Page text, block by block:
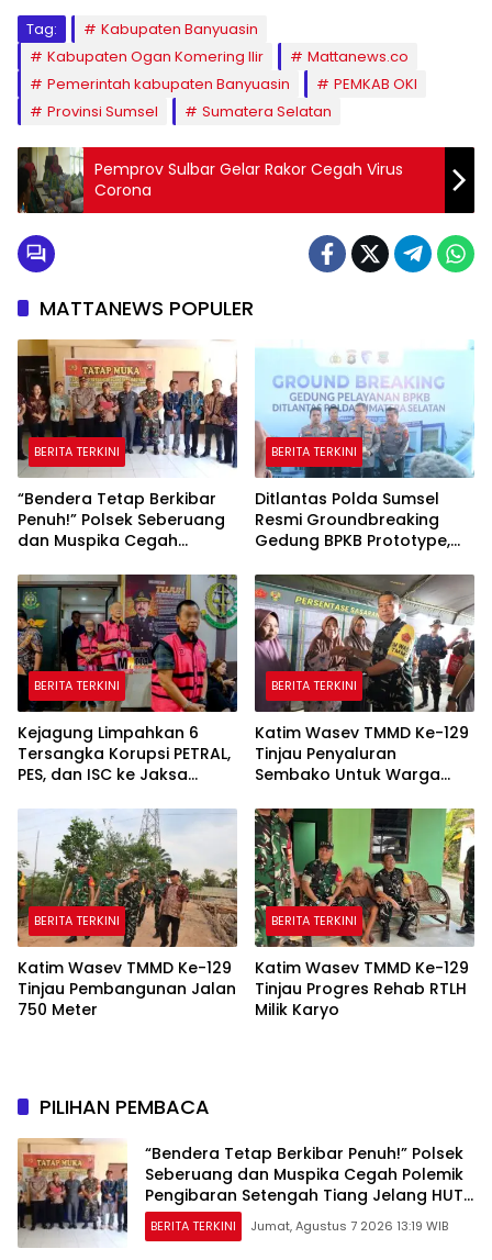
Tag:
Kabupaten Banyuasin
Kabupaten Ogan Komering Ilir
Mattanews.co
Pemerintah kabupaten Banyuasin
PEMKAB OKI
Provinsi Sumsel
Sumatera Selatan
Pemprov Sulbar Gelar Rakor Cegah Virus
Corona
MATTANEWS POPULER
BERITA TERKINI
“Bendera Tetap Berkibar
Penuh!” Polsek Seberuang
dan Muspika Cegah
Setengah Tiang Jelang
HUT RI ke-81
BERITA TERKINI
Ditlantas Polda Sumsel
Resmi Groundbreaking
Gedung BPKB Prototype,
Desember 2026
BERITA TERKINI
Kejagung Limpahkan 6
Tersangka Korupsi PETRAL,
PES, dan ISC ke Jaksa
Tata Kelola Minyak Masuk
Tahap Penuntutan
BERITA TERKINI
Katim Wasev TMMD Ke-129
Tinjau Penyaluran
Sembako Untuk Warga
BERITA TERKINI
Katim Wasev TMMD Ke-129
Tinjau Pembangunan Jalan
750 Meter
BERITA TERKINI
Katim Wasev TMMD Ke-129
Tinjau Progres Rehab RTLH
Milik Karyo
PILIHAN PEMBACA
“Bendera Tetap Berkibar Penuh!” Polsek
Seberuang dan Muspika Cegah Polemik
Pengibaran Setengah Tiang Jelang HUT
RI ke-81
BERITA TERKINI Jumat, Agustus 7 2026 13:19 WIB